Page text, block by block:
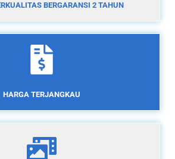
BERGARANSI 2 TAHUN
HARGA TERJANGKAU